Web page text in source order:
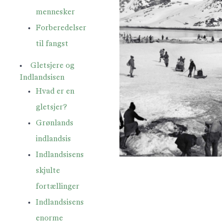
mennesker
Forberedelser
til fangst
Gletsjere og
Indlandsisen
Hvad er en
gletsjer?
Grønlands
indlandsis
Indlandsisens
skjulte
fortællinger
Indlandsisens
enorme